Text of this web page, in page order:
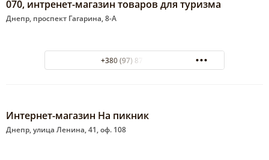
070, интренет-магазин товаров для туризма
Днепр, проспект Гагарина, 8-А
+380 (97) 877-00-11
Интернет-магазин На пикник
Днепр, улица Ленина, 41, оф. 108